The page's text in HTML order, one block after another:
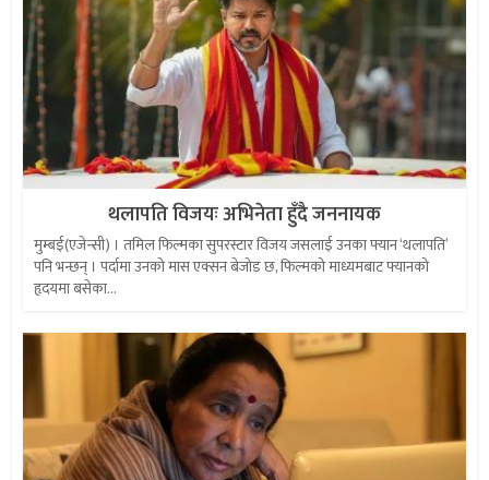
थलापति विजयः अभिनेता हुँदै जननायक
मुम्बई(एजेन्सी) । तमिल फिल्मका सुपरस्टार विजय जसलाई उनका फ्यान ‘थलापति’
पनि भन्छन् । पर्दामा उनको मास एक्सन बेजोड छ, फिल्मको माध्यमबाट फ्यानको
हृदयमा बसेका...